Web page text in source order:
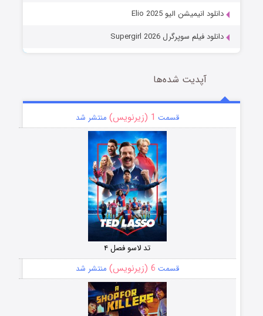
دانلود انیمیشن الیو Elio 2025
دانلود فیلم سوپرگرل Supergirl 2026
آپدیت شده‌ها
قسمت 1 (زیرنویس) منتشر شد
تد لاسو فصل ۴
قسمت 6 (زیرنویس) منتشر شد